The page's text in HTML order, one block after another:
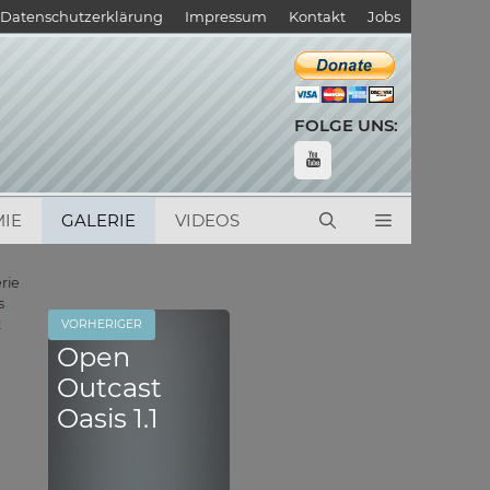
Datenschutzerklärung Impressum Kontakt Jobs
FOLGE UNS:
GALERIE VIDEOS
VORHERIGER
Open
Outcast
Oasis 1.1